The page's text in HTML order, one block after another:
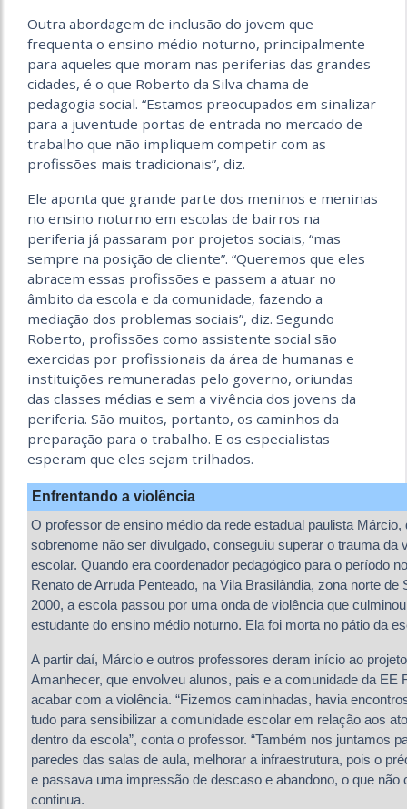
Outra abordagem de inclusão do jovem que
frequenta o ensino médio noturno, principalmente
para aqueles que moram nas periferias das grandes
cidades, é o que Roberto da Silva chama de
pedagogia social. “Estamos preocupados em sinalizar
para a juventude portas de entrada no mercado de
trabalho que não impliquem competir com as
profissões mais tradicionais”, diz.
Ele aponta que grande parte dos meninos e meninas
no ensino noturno em escolas de bairros na
periferia já passaram por projetos sociais, “mas
sempre na posição de cliente”. “Queremos que eles
abracem essas profissões e passem a atuar no
âmbito da escola e da comunidade, fazendo a
mediação dos problemas sociais”, diz. Segundo
Roberto, profissões como assistente social são
exercidas por profissionais da área de humanas e
instituições remuneradas pelo governo, oriundas
das classes médias e sem a vivência dos jovens da
periferia. São muitos, portanto, os caminhos da
preparação para o trabalho. E os especialistas
esperam que eles sejam trilhados.
Enfrentando a violência
O professor de ensino médio da rede estadual paulista Márcio,
sobrenome não ser divulgado, conseguiu superar o trauma da
escolar. Quando era coordenador pedagógico para o período
Renato de Arruda Penteado, na Vila Brasilândia, zona norte de
2000, a escola passou por uma onda de violência que
estudante do ensino médio noturno. Ela foi morta no pátio da
A partir daí, Márcio e outros professores deram início ao
Amanhecer, que envolveu alunos, pais e a comunidade da EE
acabar com a violência. “Fizemos caminhadas, havia
tudo para sensibilizar a comunidade escolar em relação aos
dentro da escola”, conta o professor. “Também nos juntamos
paredes das salas de aula, melhorar a infraestrutura, pois o
e passava uma impressão de descaso e abandono, o que não
continua.